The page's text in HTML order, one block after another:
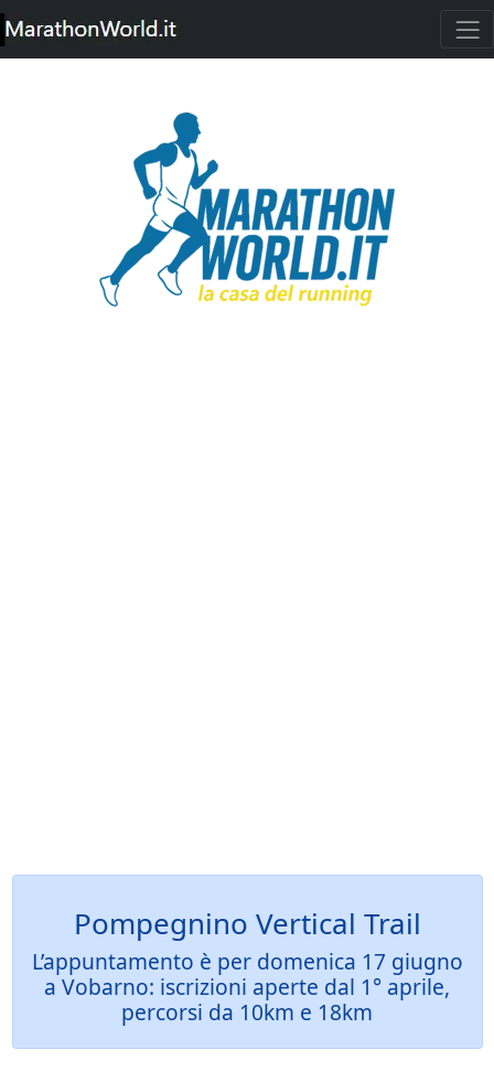
Pompegnino Vertical Trail
L’appuntamento è per domenica 17 giugno
a Vobarno: iscrizioni aperte dal 1° aprile,
percorsi da 10km e 18km